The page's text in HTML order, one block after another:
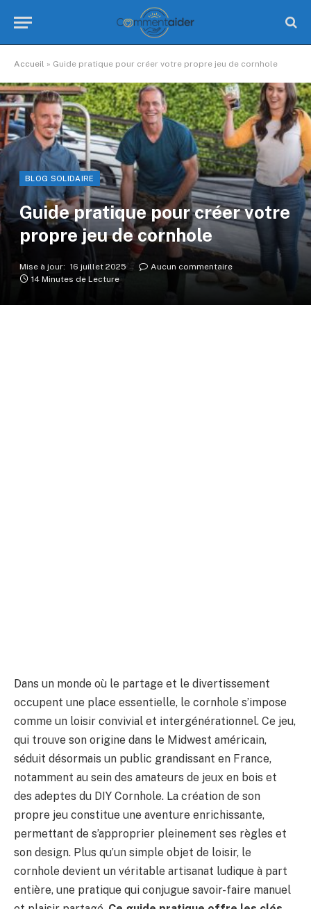
Accueil » Guide pratique pour créer votre propre jeu de cornhole
BLOG SOLIDAIRE
Guide pratique pour créer votre
propre jeu de cornhole
Mise à jour: 16 juillet 2025
Aucun commentaire
14 Minutes de Lecture
Dans un monde où le partage et le divertissement
occupent une place essentielle, le cornhole s’impose
comme un loisir convivial et intergénérationnel. Ce jeu,
qui trouve son origine dans le Midwest américain,
séduit désormais un public grandissant en France,
notamment au sein des amateurs de jeux en bois et
des adeptes du DIY Cornhole. La création de son
propre jeu constitue une aventure enrichissante,
permettant de s’approprier pleinement ses règles et
son design. Plus qu’un simple objet de loisir, le
cornhole devient un véritable artisanat ludique à part
entière, une pratique qui conjugue savoir-faire manuel